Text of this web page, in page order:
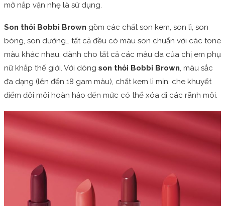
mở nắp vặn nhẹ là sử dụng.
Son thỏi Bobbi Brown gồm các chất son kem, son lì, son
bóng, son dưỡng… tất cả đều có màu son chuẩn với các tone
màu khác nhau, dành cho tất cả các màu da của chị em phụ
nữ khắp thế giới. Với dòng son thỏi Bobbi Brown, màu sắc
đa dạng (lên đến 18 gam màu), chất kem lì mịn, che khuyết
điểm đôi môi hoàn hảo đến mức có thể xóa đi các rãnh môi.